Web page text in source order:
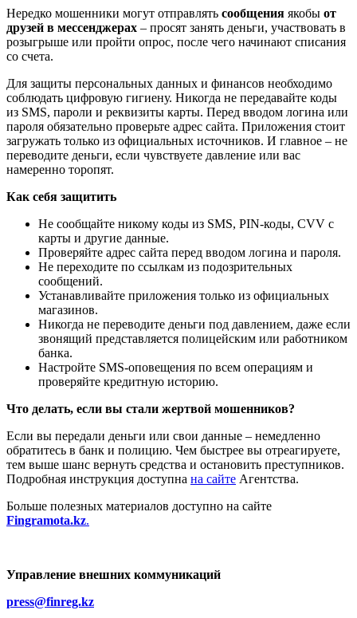
Нередко мошенники могут отправлять сообщения якобы от
друзей в мессенджерах – просят занять деньги, участвовать в
розыгрыше или пройти опрос, после чего начинают списания
со счета.
Для защиты персональных данных и финансов необходимо
соблюдать цифровую гигиену. Никогда не передавайте коды
из SMS, пароли и реквизиты карты. Перед вводом логина или
пароля обязательно проверьте адрес сайта. Приложения стоит
загружать только из официальных источников. И главное – не
переводите деньги, если чувствуете давление или вас
намеренно торопят.
Как себя защитить
Не сообщайте никому коды из SMS, PIN-коды, CVV с
карты и другие данные.
Проверяйте адрес сайта перед вводом логина и пароля.
Не переходите по ссылкам из подозрительных
сообщений.
Устанавливайте приложения только из официальных
магазинов.
Никогда не переводите деньги под давлением, даже если
звонящий представляется полицейским или работником
банка.
Настройте SMS-оповещения по всем операциям и
проверяйте кредитную историю.
Что делать, если вы стали жертвой мошенников?
Если вы передали деньги или свои данные – немедленно
обратитесь в банк и полицию. Чем быстрее вы отреагируете,
тем выше шанс вернуть средства и остановить преступников.
Подробная инструкция доступна на сайте Агентства.
Больше полезных материалов доступно на сайте
Fingramota.kz.
Управление внешних коммуникаций
press@finreg.kz